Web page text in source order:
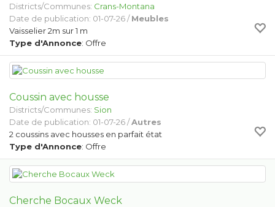
Districts/Communes: Crans-Montana
Date de publication: 01-07-26 /Meubles
Vaisselier 2m sur 1 m
Type d'Annonce: Offre
Coussin avec housse
Districts/Communes: Sion
Date de publication: 01-07-26 /Autres
2 coussins avec housses en parfait état
Type d'Annonce: Offre
Cherche Bocaux Weck